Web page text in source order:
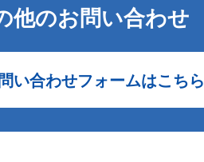
他のお問い合わせ
い合わせフォームはこちら